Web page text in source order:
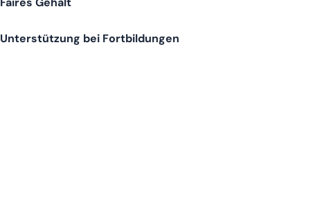
Unterstützung bei Fortbildungen